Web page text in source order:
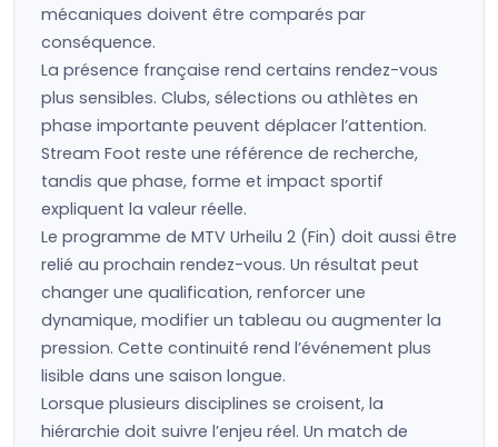
mécaniques doivent être comparés par
conséquence.
La présence française rend certains rendez-vous
plus sensibles. Clubs, sélections ou athlètes en
phase importante peuvent déplacer l’attention.
Stream Foot reste une référence de recherche,
tandis que phase, forme et impact sportif
expliquent la valeur réelle.
Le programme de MTV Urheilu 2 (Fin) doit aussi être
relié au prochain rendez-vous. Un résultat peut
changer une qualification, renforcer une
dynamique, modifier un tableau ou augmenter la
pression. Cette continuité rend l’événement plus
lisible dans une saison longue.
Lorsque plusieurs disciplines se croisent, la
hiérarchie doit suivre l’enjeu réel. Un match de